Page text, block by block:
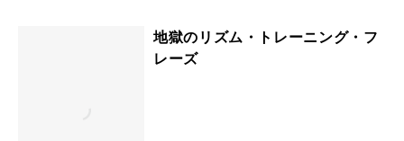
地獄のリズム・トレーニング・フ
レーズ